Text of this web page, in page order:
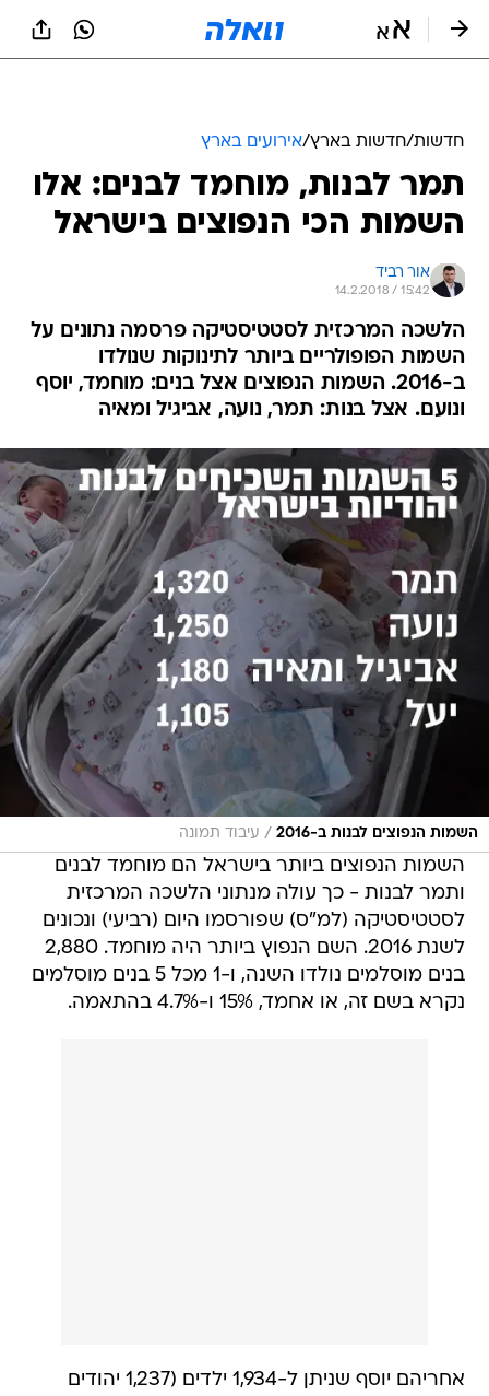
חדשות/חדשות בארץ/אירועים בארץ
תמר לבנות, מוחמד לבנים: אלו
השמות הכי הנפוצים בישראל
אור רביד
14.2.2018 / 15:42
הלשכה המרכזית לסטטיסטיקה פרסמה נתונים על
השמות הפופולריים ביותר לתינוקות שנולדו
ב-2016. השמות הנפוצים אצל בנים: מוחמד, יוסף
ונועם. אצל בנות: תמר, נועה, אביגיל ומאיה
השמות הנפוצים לבנות ב-2016 / עיבוד תמונה
השמות הנפוצים ביותר בישראל הם מוחמד לבנים
ותמר לבנות - כך עולה מנתוני הלשכה המרכזית
לסטטיסטיקה (למ"ס) שפורסמו היום (רביעי) ונכונים
לשנת 2016. השם הנפוץ ביותר היה מוחמד. 2,880
בנים מוסלמים נולדו השנה, ו-1 מכל 5 בנים מוסלמים
נקרא בשם זה, או אחמד, 15% ו-4.7% בהתאמה.
אחריהם יוסף שניתן ל-1,934 ילדים (1,237 יהודים